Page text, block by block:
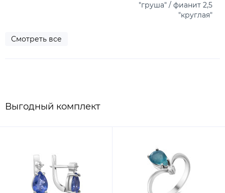
"груша" / фианит 2,5
"круглая"
Смотреть все
Выгодный комплект